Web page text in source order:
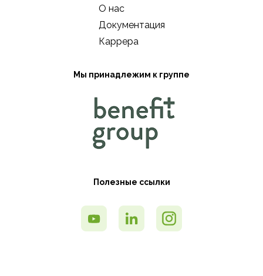
Мы принадлежим к группе
Полезные ссылки
О нас
Документация
Каррера